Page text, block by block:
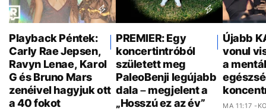
Playback Péntek:
Carly Rae Jepsen,
Ravyn Lenae, Karol
G és Bruno Mars
zenéivel hagyjuk ott
a 40 fokot
PREMIER: Egy
koncertintróból
született meg
PaleoBenji legújabb
dala – megjelent a
„Hosszú ez az év”
Újabb
vonul
a
MA 11:17 -